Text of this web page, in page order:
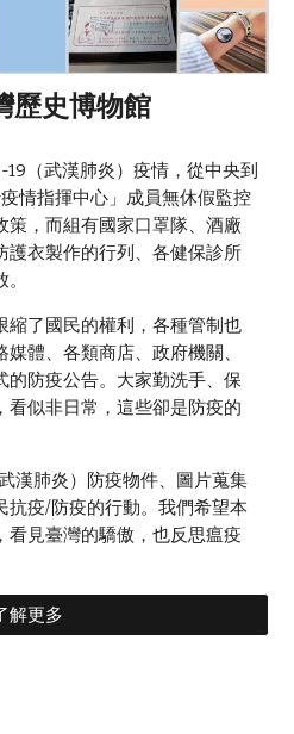
歷史博物館
19（武漢肺炎）疫情，從中央到
情指揮中心」成員無休假監控
策，而組有國家口罩隊、酒廠
護衣製作的行列、各健保診所
縮了國民的權利，各種管制也
體、各類商店、政府機關、
的防疫公告。大家勤洗手、保
看似非日常，這些卻是防疫的
漢肺炎）防疫物件、圖片蒐集
抗疫/防疫的行動。我們希望本
看見臺灣的驕傲，也反思瘟疫
解更多